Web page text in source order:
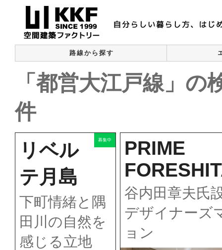
路線から探す
「都営大江戸線」の
件
リベル
テ月島
下町情緒と隅
田川の自然を
感じる立地
募集中
PRIME
谷内田章夫氏
デザイナーズ
ョン